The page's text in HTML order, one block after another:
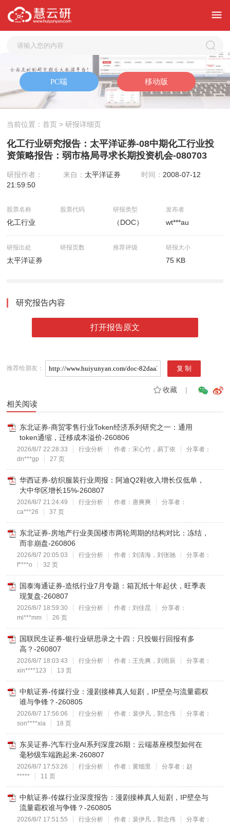
当前位置：首页 > 研报详细页
化工行业研究报告：太平洋证券-08中期化工行业投
资策略报告：弱市格局寻求长期投资机会-080703
研报作者： 来自： 太平洋证券 时间： 2008-07-12
21:59:50
股票名称
化工行业
股票代码 研报类型
（DOC）
发布者
wt***au
研报出处
太平洋证券
研报页数 推荐评级 研报大小
75 KB
研究报告内容
打开报告原文
推荐给朋友：
收藏|
相关阅读
东北证券-商贸零售行业Token经济系列研究之一：通用
token通缩，迁移成本溢价-260806
2026/8/7 22:28:33 行业分析 作者：宋心竹，易丁依
分享者：
dn***gp
27 页
华西证券-纺织服装行业周报：阿迪Q2鞋收入增长仅低单，
大中华区增长15%-260807
2026/8/7 21:24:49 行业分析 作者：唐爽爽
分享者：
ca***26
37 页
东北证券-房地产行业美国楼市两轮周期的结构对比：冻结，
而非崩盘-260806
2026/8/7 20:05:03 行业分析 作者：刘清海，刘张驰
分享者：
f****o
32 页
国泰海通证券-造纸行业7月专题：箱瓦纸十年起伏，旺季表
现复盘-260807
2026/8/7 18:59:30 行业分析 作者：刘佳昆
分享者：
mi***mm
26 页
国联民生证券-银行业研思录之十四：只投银行回报有多
高？-260807
2026/8/7 18:03:43 行业分析 作者：王先爽，刘雨辰
分享者：
xin****123
13 页
中航证券-传媒行业：漫剧接棒真人短剧，IP壁垒与流量霸权
谁与争锋？-260805
2026/8/7 17:56:06 行业分析 作者：裴伊凡，郭念伟
分享者：
son****xia
18 页
东吴证券-汽车行业AI系列深度26期：云端基座模型如何在
毫秒级车端跑起来-260807
2026/8/7 17:53:26 行业分析 作者：黄细里
分享者：赵
*****
11 页
中航证券-传媒行业深度报告：漫剧接棒真人短剧，IP壁垒与
流量霸权谁与争锋？-260805
2026/8/7 17:51:55 行业分析 作者：裴伊凡，郭念伟
分享者：